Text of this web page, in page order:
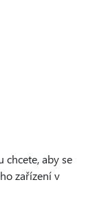
aby se
zařízení v